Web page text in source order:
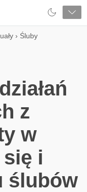
› Śluby
z
w
i
ślubów